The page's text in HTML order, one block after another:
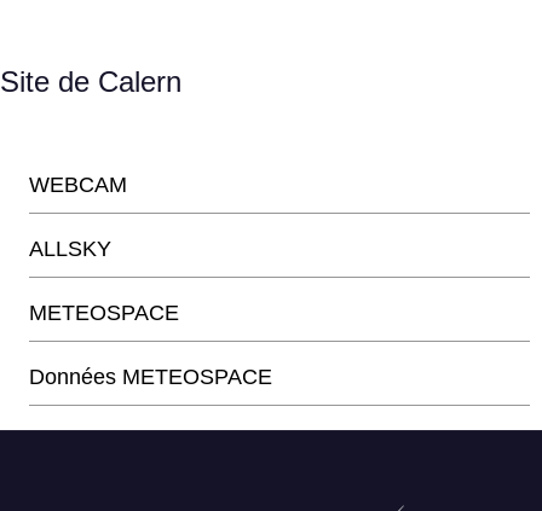
Site de Calern
WEBCAM
ALLSKY
METEOSPACE
Données METEOSPACE